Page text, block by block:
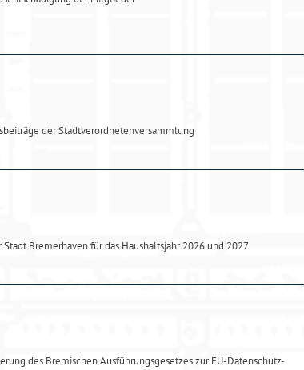
der Stadtverordnetenversammlung
Stadt Bremerhaven für das Haushaltsjahr 2026 und 2027
des Bremischen Ausführungsgesetzes zur EU-Datenschutz-